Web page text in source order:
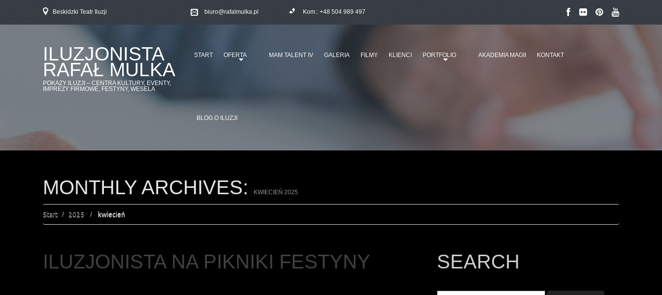
Beskidzki Teatr Iluzji biuro@rafalmulka.pl Kom.: +48 504 989 497
ILUZJONISTA
RAFAŁ MULKA
POKAZY ILUZJI – CENTRA KULTURY, EVENTY,
IMPREZY FIRMOWE, FESTYNY, WESELA
START OFERTA MAM TALENT IV GALERIA FILMY KLIENCI PORTFOLIO AKADEMIA MAGII KONTAKT
BLOG O ILUZJI
MONTHLY ARCHIVES: KWIECIEŃ 2025
Start 2025 kwiecień
ILUZJONISTA NA PIKNIKI FESTYNY SEARCH